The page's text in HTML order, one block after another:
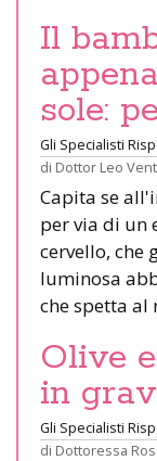
Il
sole:
Gli Specialisti
di Dottor Leo
Capita se
per via di un
cervello, che
luminosa
che spetta al
Olive
in
Gli Specialisti
di Dottoressa